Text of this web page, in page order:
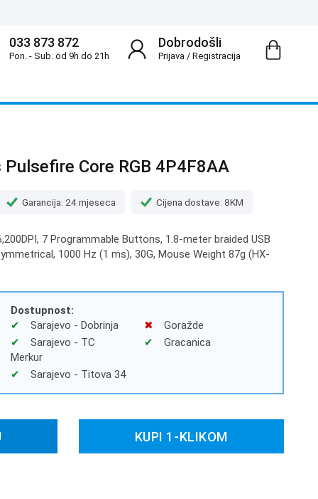
Dobrodošli
Prijava/ Registracija
033 873 872
Pon. - Sub. od 9h do 21h
Core RGB 4P4F8AA
Garancija: 24 mjeseca Cijena dostave: 8KM
7 Programmable Buttons, 1.8-meter braided USB
1000 Hz (1 ms), 30G, Mouse Weight 87g (HX-
Dostupnost:
Sarajevo - Dobrinja
Sarajevo - TC
Merkur
Sarajevo - Titova 34
Goražde
Gracanica
KUPI 1-KLIKOM